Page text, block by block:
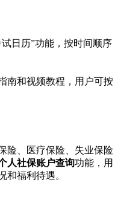
日历”功能，按时间顺序
南和视频教程，用户可按
险、医疗保险、失业保险
人社保账户查询功能，用
和福利待遇。